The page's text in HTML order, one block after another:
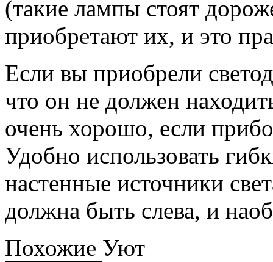
(такие лампы стоят
приобретают их, и это
Если вы приобрели
что он не должен
очень хорошо, если
Удобно использовать
настенные источники
должна быть слева, и
Похожие Уют